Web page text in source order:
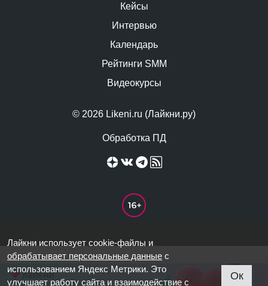
© 2026 Likeni.ru (Лайкни.ру)
Обработка ПД
Кейсы
Интервью
Календарь
Рейтинги SMM
Видеокурсы
Лайкни использует cookie-файлы и
обрабатывает персональные данные с
использованием Яндекс Метрики. Это
улучшает работу сайта и взаимодействие с
Ок